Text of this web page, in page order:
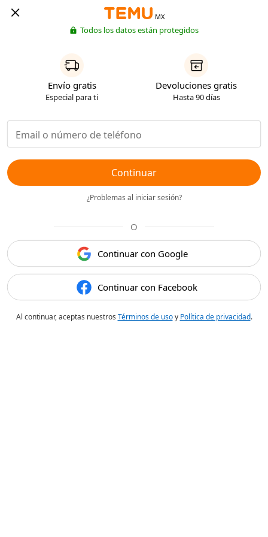
MX
Todos los datos están protegidos
Envío gratis
Especial para ti
Devoluciones gratis
Hasta 90 días
Continuar
¿Problemas al iniciar sesión?
O
Continuar con Google
Continuar con Facebook
Al continuar, aceptas nuestros Términos de usoy Política de privacidad.